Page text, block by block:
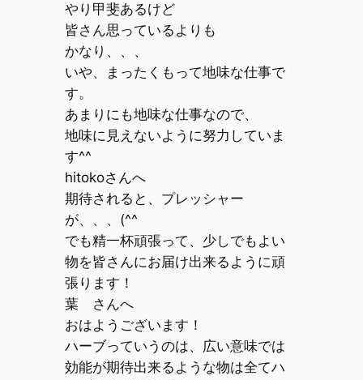
やり甲斐あるけど
皆さん思っているよりも
かなり、、、
いや、まったくもって地味な仕事で
す。
あまりにも地味な仕事なので、
地味に見えないように努力していま
す^^ゞ
hitokoさんへ
期待されると、プレッシャー
が、、、(^^ゞ
でも精一杯頑張って、少しでもよい
物を皆さんにお届け出来るように頑
張ります！
葉 さんへ
おはようございます！
ハーブっていうのは、広い意味では
効能が期待出来るような物は全てハ